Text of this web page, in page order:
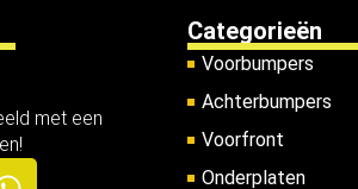
met een
Categorieën
Voorbumpers
Achterbumpers
Voorfront
Onderplaten